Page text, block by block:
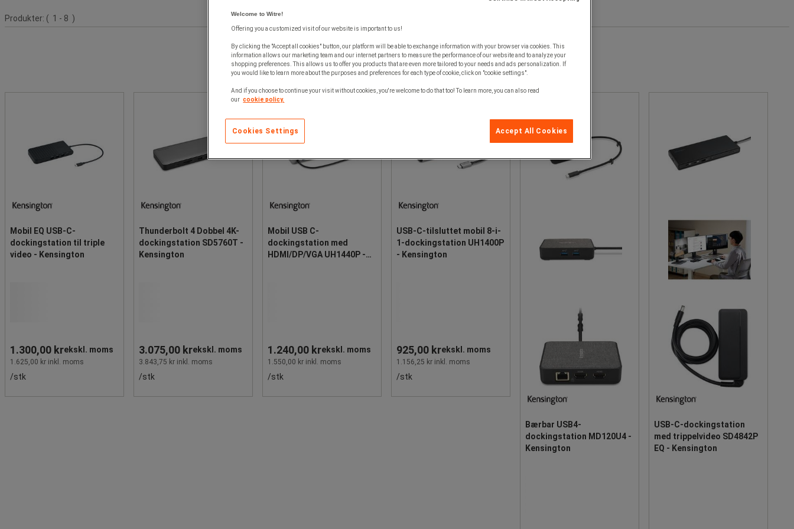
Produktliste
Produkter: ( 1 - 8 )
Mobil EQ USB‑C-
dockingstation til triple
video - Kensington
1.300,00 krekskl. moms
1.625,00 kr inkl. moms
/stk
Thunderbolt 4 Dobbel 4K-
dockingstation SD5760T -
Kensington
3.075,00 krekskl. moms
3.843,75 kr inkl. moms
/stk
Mobil USB C-
dockingstation med
HDMI/DP/VGA UH1440P -
1.240,00 krekskl. moms
1.550,00 kr inkl. moms
/stk
USB-C-tilsluttet mobil 8-i-
1-dockingstation UH1400P
- Kensington
925,00 krekskl. moms
1.156,25 kr inkl. moms
/stk
Bærbar USB4-
dockingstation MD120U4 -
Kensington
USB-C-dockingstation
med trippelvideo SD4842P
EQ - Kensington
Welcome to Witre!
Offering you a customized visit of our website is important to us!
By clicking the "Accept all cookies" button, our platform will be able to exchange information with your browser via cookies. This
information allows our marketing team and our internet partners to measure the performance of our website and to analyze your
shopping preferences. This allows us to offer you products that are even more tailored to your needs and ads personalization. If
you would like to learn more about the purposes and preferences for each type of cookie, click on "cookie settings".
And if you choose to continue your visit without cookies, you're welcome to do that too! To learn more, you can also read
our cookie policy.
Accept All Cookies
Cookies Settings